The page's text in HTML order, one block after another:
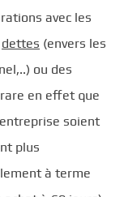
avec les
dettes (envers les
ou des
en effet que
soient
plus
à terme